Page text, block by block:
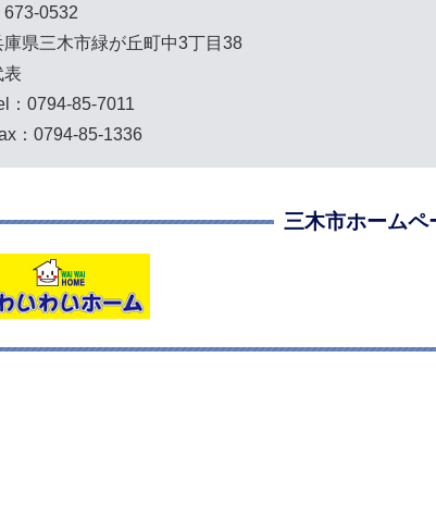
673-0532
庫県三木市緑が丘町中3丁目38
表
：0794-85-7011
：0794-85-1336
三木市ホームペ